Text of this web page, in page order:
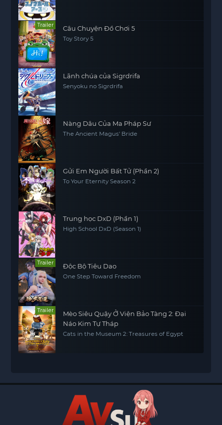
Trailer Câu Chuyện Đồ Chơi 5
Toy Story 5
Lãnh chúa của Sigrdrifa
Senyoku no Sigrdrifa
Nàng Dâu Của Ma Pháp Sư
The Ancient Magus' Bride
Gửi Em Người Bất Tử (Phần 2)
To Your Eternity Season 2
Trung học DxD (Phần 1)
High School DxD (Season 1)
Trailer Độc Bộ Tiêu Dao
One Step Toward Freedom
Trailer
Mèo Siêu Quậy Ở Viện Bảo Tàng 2: Đại
Náo Kim Tự Tháp
Cats in the Museum 2: Treasures of Egypt